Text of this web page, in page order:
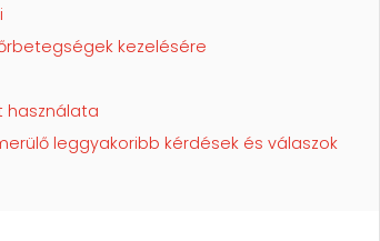
kezelésére
használata
leggyakoribb kérdések és válaszok